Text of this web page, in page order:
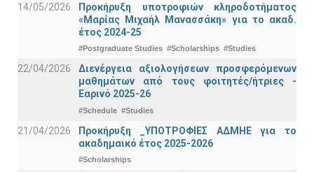
14/05/2026
Προκήρυξη υποτροφιών κληροδοτήματος
«Μαρίας Μιχαήλ Μανασσάκη» για το ακαδ.
έτος 2024-25
#Postgraduate Studies #Scholarships #Studies
22/04/2026
Διενέργεια αξιολογήσεων προσφερόμενων
μαθημάτων από τους φοιτητές/ήτριες -
Εαρινό 2025-26
#Schedule #Studies
21/04/2026
Προκήρυξη _ΥΠΟΤΡΟΦΙΕΣ ΑΔΜΗΕ για το
ακαδημαικό έτος 2025-2026
#Scholarships